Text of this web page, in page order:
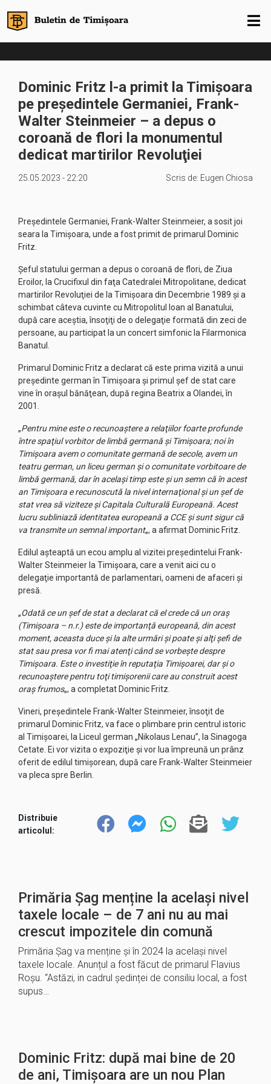
Dominic Fritz l-a primit la Timișoara
pe președintele Germaniei, Frank-
Walter Steinmeier – a depus o
coroană de flori la monumentul
dedicat martirilor Revoluţiei
25.05.2023 - 22:20 Scris de: Eugen Chiosa
Preşedintele Germaniei, Frank-Walter Steinmeier, a sosit joi
seara la Timişoara, unde a fost primit de primarul Dominic
Fritz.
Şeful statului german a depus o coroană de flori, de Ziua
Eroilor, la Crucifixul din faţa Catedralei Mitropolitane, dedicat
martirilor Revoluţiei de la Timişoara din Decembrie 1989 şi a
schimbat câteva cuvinte cu Mitropolitul Ioan al Banatului,
după care aceştia, însoţiţi de o delegaţie formată din zeci de
persoane, au participat la un concert simfonic la Filarmonica
Banatul.
Primarul Dominic Fritz a declarat că este prima vizită a unui
preşedinte german în Timişoara şi primul şef de stat care
vine în oraşul bănăţean, după regina Beatrix a Olandei, în
2001.
„Pentru mine este o recunoaştere a relaţiilor foarte profunde
între spaţiul vorbitor de limbă germană şi Timişoara; noi în
Timişoara avem o comunitate germană de secole, avem un
teatru german, un liceu german şi o comunitate vorbitoare de
limbă germană, dar în acelaşi timp este şi un semn că în acest
an Timişoara e recunoscută la nivel internaţional şi un şef de
stat vrea să viziteze şi Capitala Culturală Europeană. Acest
lucru subliniază identitatea europeană a CCE şi sunt sigur că
va transmite un semnal important„, a afirmat Dominic Fritz.
Edilul aşteaptă un ecou amplu al vizitei preşedintelui Frank-
Walter Steinmeier la Timişoara, care a venit aici cu o
delegaţie importantă de parlamentari, oameni de afaceri şi
presă.
„Odată ce un şef de stat a declarat că el crede că un oraş
(Timişoara – n.r.) este de importanţă europeană, din acest
moment, aceasta duce şi la alte urmări şi poate şi alţi şefi de
stat sau presa vor fi mai atenţi când se vorbeşte despre
Timişoara. Este o investiţie în reputaţia Timişoarei, dar şi o
recunoaştere pentru toţi timişorenii care au construit acest
oraş frumos„, a completat Dominic Fritz.
Vineri, preşedintele Frank-Walter Steinmeier, însoţit de
primarul Dominic Fritz, va face o plimbare prin centrul istoric
al Timişoarei, la Liceul german „Nikolaus Lenau”, la Sinagoga
Cetate. Ei vor vizita o expoziţie şi vor lua împreună un prânz
oferit de edilul timişorean, după care Frank-Walter Steinmeier
va pleca spre Berlin.
Distribuie
articolul:
Primăria Șag menține la același nivel
taxele locale – de 7 ani nu au mai
crescut impozitele din comună
Primăria Șag va menține și în 2024 la același nivel
taxele locale. Anunțul a fost făcut de primarul Flavius
Roșu. “Astăzi, in cadrul ședinței de consiliu local, a fost
supus…
Dominic Fritz: după mai bine de 20
de ani, Timișoara are un nou Plan